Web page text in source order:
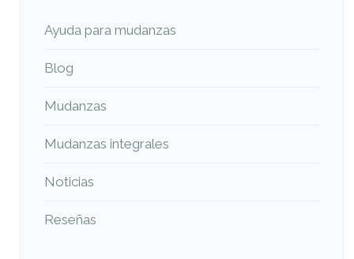
Ayuda para mudanzas
Blog
Mudanzas
Mudanzas integrales
Noticias
Reseñas